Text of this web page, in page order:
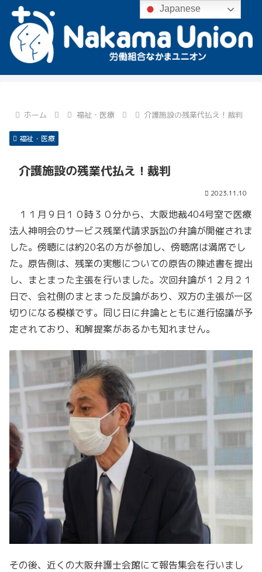
ホーム 福祉・医療 介護施設の残業代払え！裁判
福祉・医療
介護施設の残業代払え！裁判
2023.11.10
１１月９日１０時３０分から、大阪地裁404号室で医療
法人神明会のサービス残業代請求訴訟の弁論が開催されま
した。傍聴には約20名の方が参加し、傍聴席は満席でし
た。原告側は、残業の実態についての原告の陳述書を提出
し、まとまった主張を行いました。次回弁論が１２月２１
日で、会社側のまとまった反論があり、双方の主張が一区
切りになる模様です。同じ日に弁論とともに進行協議が予
定されており、和解提案があるかも知れません。
その後、近くの大阪弁護士会館にて報告集会を行いまし
Japanese